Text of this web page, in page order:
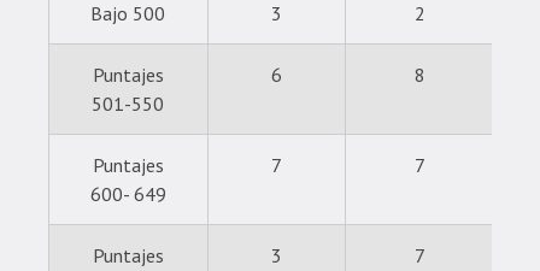
Bajo 500 3 2
Puntajes
501-550
6 8
Puntajes
600- 649
7 7
Puntajes
3 7